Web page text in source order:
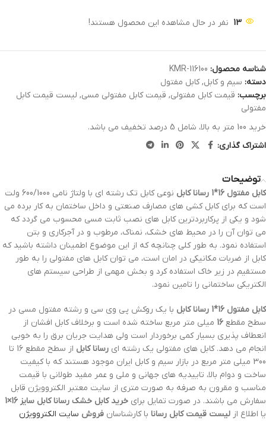
13 نفر در حال مشاهده این محصول هستند!
شناسه محصول: KMR-116100
دسته: سیم و کابل, کابل مفتول
برچسب: قیمت کابل مفتولی, قیمت کابل مفتولی مسی, لیست قیمت کابل
مفتولی
خرید 100 متر به بالا، شامل 5 درصد تخفیف می باشد.
اشتراک گذاری:
توضیحات
کابل مفتول 16*1 رسانا کابل
نوعی کابل تک رشته ای با ولتاژ نامی 600/1000 ولت
است که برای کابل کشی های مصارف صنعتی و داخل ساختمان به کار برده می
شود و یکی از پرکاربردترین کابل های نصب ثابت مسی محسوب می گردد که
می توان آن را در محیط های خشک، نمناک، مرطوب و در آجرکاری و بتن
استفاده نمود. به طور کلی چنانچه که از این موضوع اطمینان داشته باشید که
کابل از ضربات مکانیکی در امان است، می توان کابل‌ های مفتولی را به طور
مستقیم در زیر خاک استفاده کرد و بخش مهمی از طراحی سیستم های
الکتریکی ساختمانی را تامین نمود.
کابل مفتول 16*1 رسانا کابل
با یک روکش پی وی سی و رشته مفتول مسی در
سطح مقطع 16 میلی متر مربع ساخته شده است و برخلاف کابل افشان از
انعطاف پذیری بسیار کمی برخوردار است ولی هدایت جریان برق را به خوبی
انجام می دهد. کابل های مفتولی یک رشته ای رسانا کابل
از سطح مقطع 16 تا
300 میلی متر مربع در بازار سیم و کابل ایران موجود هستند که با کیفیت
ساخت و دوام بالا، تاییدیه های جهانی و ملی و عمر مفید طولانی با قیمت
مناسب و مقرون به صرفه به صورت متری از سایت معتبر الکتروویژن قابل
سفارش می باشند. در صورت تمایل برای خرید کابل خشک رسانا کابل سایز 16×1
یا اطلاع از لیست قیمت کابل رسانا با کارشناسان فروش سایت الکتروویژن